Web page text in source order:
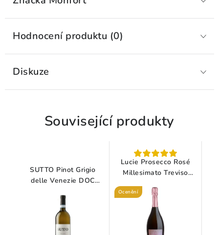
Hodnocení produktu (0)
Diskuze
Související produkty
SUTTO Pinot Grigio
delle Venezie DOC
Lucie Prosecco Rosé
Millesimato Treviso
Ocenění